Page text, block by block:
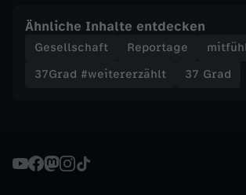
i
n
i
Ähnliche Inhalte entdecken
Gesellschaft Reportage
37Grad #weitererzählt
37 Grad